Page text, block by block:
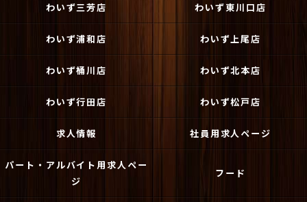
わいず三芳店 わいず東川口店
わいず浦和店 わいず上尾店
わいず桶川店 わいず北本店
わいず行田店 わいず松戸店
求人情報 社員用求人ページ
パート・アルバイト用求人ペー
ジ
フード